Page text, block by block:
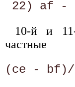
10-й и
частные